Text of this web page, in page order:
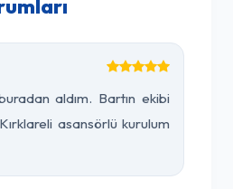
aldım. Bartın ekibi
asansörlü kurulum